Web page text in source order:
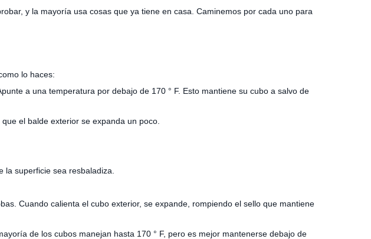
y la mayoría usa cosas que ya tiene en casa. Caminemos por cada uno para
lo haces:
a una temperatura por debajo de 170 ° F. Esto mantiene su cubo a salvo de
el balde exterior se expanda un poco.
superficie sea resbaladiza.
Cuando calienta el cubo exterior, se expande, rompiendo el sello que mantiene
de los cubos manejan hasta 170 ° F, pero es mejor mantenerse debajo de